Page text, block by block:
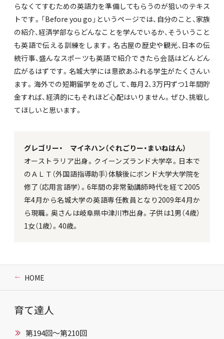
らなくてすむための英語力を準備してもらうのが狙いのテキス
トです。「Before you go」というページでは、自分のこと、家族
の紹介、経済学部ならどんなことを学んでいるか、そういうこと
も英語で伝える訓練をします。名古屋の歴史や観光、日本の伝
統行事、盛んなスポーツも英語で紹介できたら会話はどんどん
広がるはずです。名城大学には意欲あふれる学生がたくさんい
ます。海外での短期留学をめざして、毎月2、3万円ずつ1年間貯
金すれば、経済的にもそれほど心配はいりません。ぜひ、挑戦し
てほしいと思います。
グレゴリー・ マイネハン（ぐれごりー・まいねはん）
オーストラリア出身。クイーンズランド大学卒。日本で
のＡＬＴ（外国語指導助手）体験後にボンド大学大学院を
修了（応用言語学）。6年間の非常勤講師時代を経て2005
年4月から名城大学の英語専任教員となり2009年4月か
ら現職。奥さんは岐阜県中津川市出身。子供は1男（4歳）
1女（1歳）。40歳。
HOME
育て達人
第194回～第210回